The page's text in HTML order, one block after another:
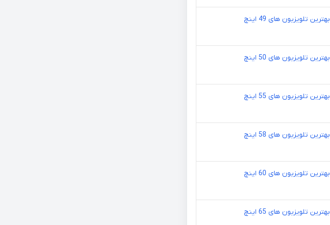
بهترین تلویزیون های 49 اینچ
بهترین تلویزیون های 50 اینچ
بهترین تلویزیون های 55 اینچ
بهترین تلویزیون های 58 اینچ
بهترین تلویزیون های 60 اینچ
بهترین تلویزیون های 65 اینچ